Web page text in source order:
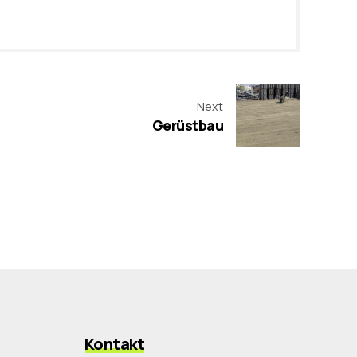
Next
Gerüstbau
Kontakt